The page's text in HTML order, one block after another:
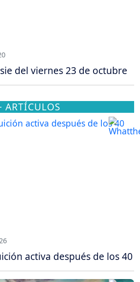
del viernes 23 de octubre
ARTÍCULOS
activa después de los 40